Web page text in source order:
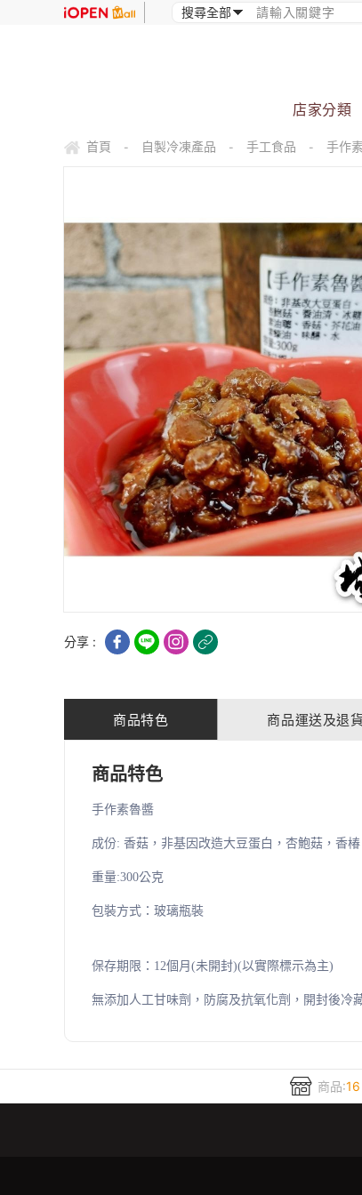
店家分類
首頁 - 自製冷凍產品 - 手工食品 - 手作
分享 :
商品特色 商品運送及退
商品特色
手作素魯醬
成份: 香菇，非基因改造大豆蛋白，杏鮑菇，香
重量:300公克
包裝方式：玻璃瓶裝
保存期限：12個月(未開封)(以實際標示為主)
無添加人工甘味劑，防腐及抗氧化劑，開封後冷
商品:16